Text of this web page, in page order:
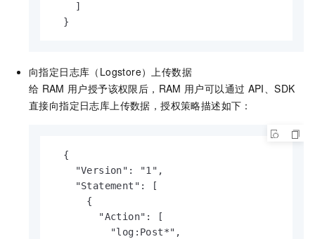
    ]
  }
向指定日志库（Logstore）上传数据
给 RAM 用户授予该权限后，RAM 用户可以通过 API、SDK
直接向指定日志库上传数据，授权策略描述如下：
  {
    "Version": "1",
    "Statement": [
      {
        "Action": [
          "log:Post*",